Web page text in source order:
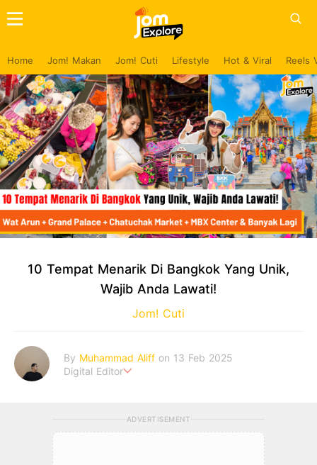
Home Jom! Makan Jom! Cuti Lifestyle Hot & Viral Reels
10 Tempat Menarik Di Bangkok Yang Unik,
Wajib Anda Lawati!
Jom! Cuti
By Muhammad Aliff on 13 Feb 2025
Digital Editor
ADVERTISEMENT